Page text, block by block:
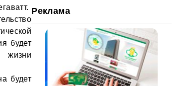
будет
жизни
будет
Реклама